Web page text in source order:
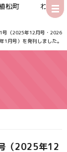
植松町 わおん
号（2025年12月号・2026
年1月号）を発刊しました。
（2025年12